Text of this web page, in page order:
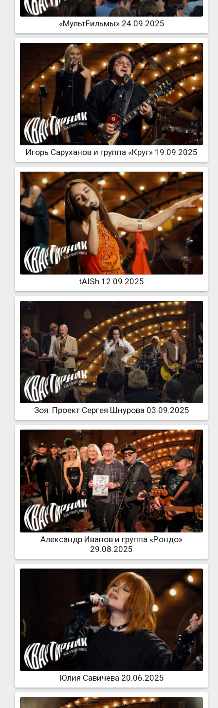
«МультFильмы» 24.09.2025
Игорь Саруханов и группа «Круг» 19.09.2025
tAISh 12.09.2025
Зоя. Проект Сергея Шнурова 03.09.2025
Александр Иванов и группа «Рондо»
29.08.2025
Юлия Савичева 20.06.2025